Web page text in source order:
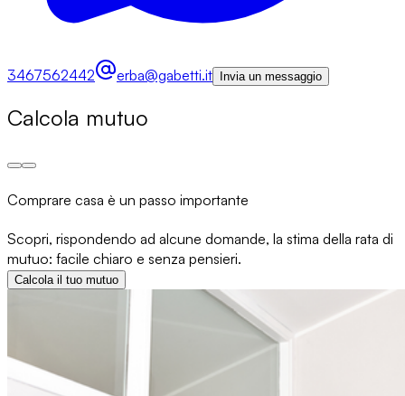
3467562442 erba@gabetti.it Invia un messaggio
Calcola mutuo
Comprare casa è un passo importante
Scopri, rispondendo ad alcune domande, la stima della rata di
mutuo: facile chiaro e senza pensieri.
Calcola il tuo mutuo